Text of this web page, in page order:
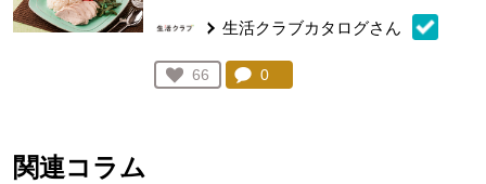
生活クラブカタログさん
お気に入り登録：
66
人が登録
コメント：
0
関連コラム